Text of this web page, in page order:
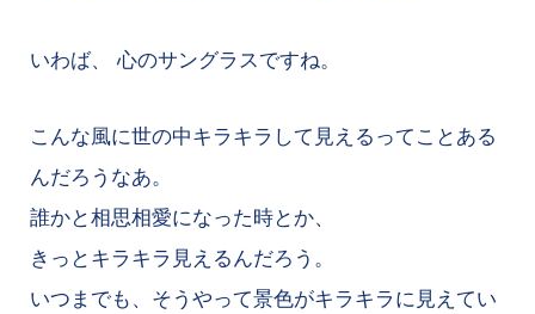
いわば、 心のサングラスですね。
こんな風に世の中キラキラして見えるってことある
んだろうなあ。
誰かと相思相愛になった時とか、
きっとキラキラ見えるんだろう。
いつまでも、そうやって景色がキラキラに見えてい